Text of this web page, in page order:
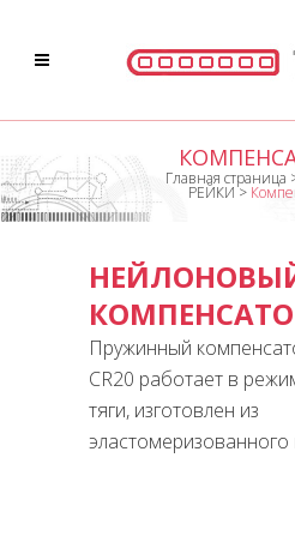
Главная страница
РЕЙКИ>
Пружинный
CR20 работает в
тяги, изготовлен из
эластомеризованного